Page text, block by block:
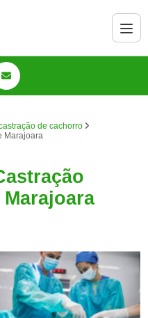
de cachorro
Marajoara